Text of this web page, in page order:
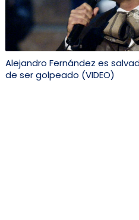
Alejandro Fernández es
de ser golpeado (VIDEO)